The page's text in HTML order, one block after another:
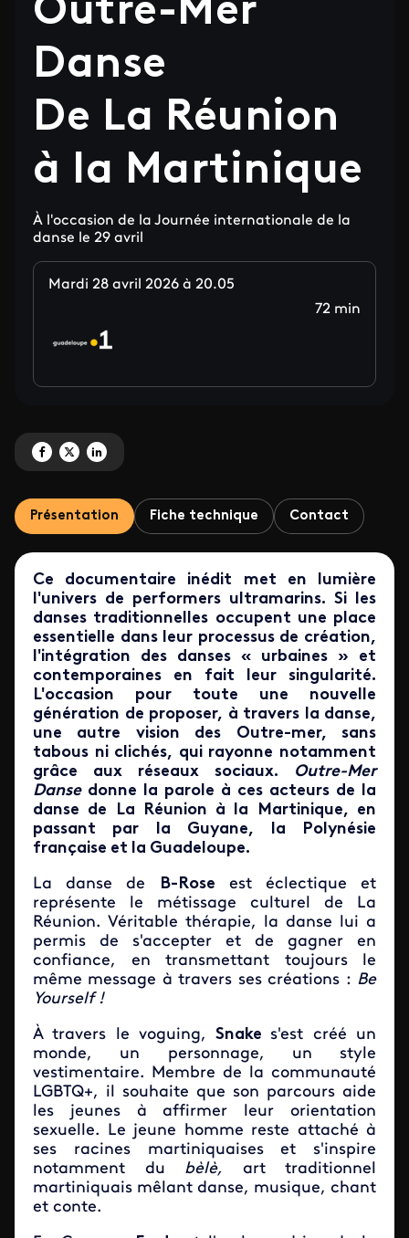
Outre-Mer
Danse
De La Réunion
à la Martinique
À l'occasion de la Journée internationale de la
danse le 29 avril
Mardi 28 avril 2026 à 20.05
72 min
Partagez 'Horizons : Outre-Mer Danse<BR>De La Réunion à la
Partagez 'Horizons : Outre-Mer Danse<BR>De La Réunion à la
Partagez 'Horizons : Outre-Mer Danse<BR>De La Réunion à la
Présentation Fiche technique Contact
Ce documentaire inédit met en lumière
l'univers de performers ultramarins. Si les
danses traditionnelles occupent une place
essentielle dans leur processus de création,
l'intégration des danses « urbaines » et
contemporaines en fait leur singularité.
L'occasion pour toute une nouvelle
génération de proposer, à travers la danse,
une autre vision des Outre-mer, sans
tabous ni clichés, qui rayonne notamment
grâce aux réseaux sociaux.
Outre-Mer
Danse donne la parole à ces acteurs de la
danse de La Réunion à la Martinique, en
passant par la Guyane, la Polynésie
française et la Guadeloupe.
La danse de B-Rose est éclectique et
représente le métissage culturel de La
Réunion. Véritable thérapie, la danse lui a
permis de s'accepter et de gagner en
confiance, en transmettant toujours le
même message à travers ses créations : Be
Yourself !
À travers le voguing,Snake s'est créé un
monde, un personnage, un style
vestimentaire. Membre de la communauté
LGBTQ+, il souhaite que son parcours aide
les jeunes à affirmer leur orientation
sexuelle. Le jeune homme reste attaché à
ses racines martiniquaises et s'inspire
notamment du bèlè, art traditionnel
martiniquais mêlant danse, musique, chant
et conte.